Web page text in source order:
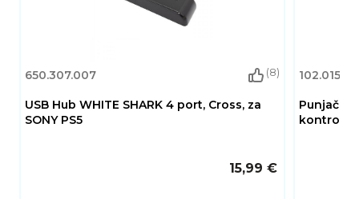
650.307.007 (8)
USB Hub WHITE SHARK 4 port, Cross, za
SONY PS5
15,99 €
Punjač